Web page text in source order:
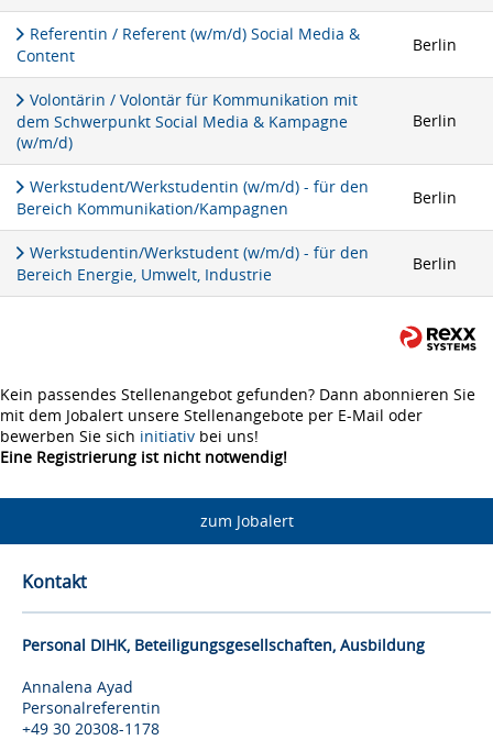
Referentin / Referent (w/m/d) Social Media &
Content
Berlin
Volontärin / Volontär für Kommunikation mit
dem Schwerpunkt Social Media & Kampagne
(w/m/d)
Berlin
Werkstudent/Werkstudentin (w/m/d) - für den
Bereich Kommunikation/Kampagnen
Berlin
Werkstudentin/Werkstudent (w/m/d) - für den
Bereich Energie, Umwelt, Industrie
Berlin
Kein passendes Stellenangebot gefunden? Dann abonnieren Sie
mit dem Jobalert unsere Stellenangebote per E-Mail oder
bewerben Sie sich initiativ bei uns!
Eine Registrierung ist nicht notwendig!
zum Jobalert
Kontakt
Personal DIHK, Beteiligungsgesellschaften, Ausbildung
Annalena Ayad
Personalreferentin
+49 30 20308-1178